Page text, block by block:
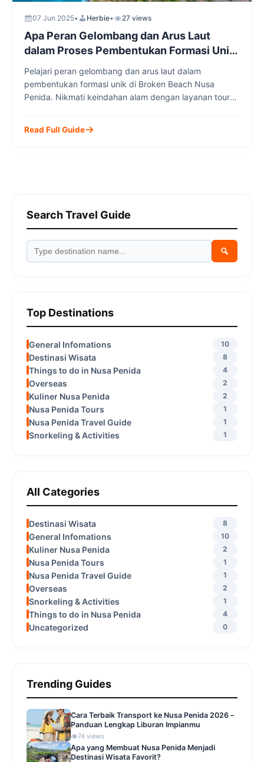
07 Jun 2025• Herbie• 27 views
Apa Peran Gelombang dan Arus Laut
dalam Proses Pembentukan Formasi Unik
di Broken Beach Nusa Penida?
Pelajari peran gelombang dan arus laut dalam
pembentukan formasi unik di Broken Beach Nusa
Penida. Nikmati keindahan alam dengan layanan tour
Read Full Guide
Search Travel Guide
Top Destinations
General Infomations 10
Destinasi Wisata 8
Things to do in Nusa Penida 4
Overseas 2
Kuliner Nusa Penida 2
Nusa Penida Tours 1
Nusa Penida Travel Guide 1
Snorkeling & Activities 1
All Categories
Destinasi Wisata 8
General Infomations 10
Kuliner Nusa Penida 2
Nusa Penida Tours 1
Nusa Penida Travel Guide 1
Overseas 2
Snorkeling & Activities 1
Things to do in Nusa Penida 4
Uncategorized 0
Trending Guides
Cara Terbaik Transport ke Nusa Penida 2026 –
Panduan Lengkap Liburan Impianmu
74 views
Apa yang Membuat Nusa Penida Menjadi
Destinasi Wisata Favorit?